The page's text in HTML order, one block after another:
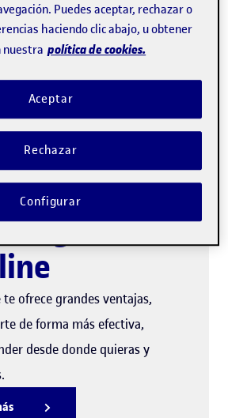
correo info.fpvirtual@fje.edu.
al Campus Virtual, escríbenos
Servicio de atención,
página de inicio. Si no, te
desde el formulario de
uoc.edu.
de la
ofrece grandes ventajas,
de forma más efectiva,
desde donde quieras y
Puedes aceptar, rechazar o
haciendo clic abajo, u obtener
nuestra política de cookies.
Rechazar
Aceptar
Configurar